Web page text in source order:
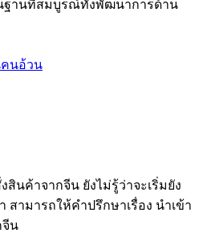
ฐานที่สมบูรณ์ทั้งพัฒนาการด้าน
นอ้วน
สินค้าจากจีน ยังไม่รู้ว่าจะเริ่มยัง
สามารถให้คำปรึกษาเรื่อง นำเข้า
จีน